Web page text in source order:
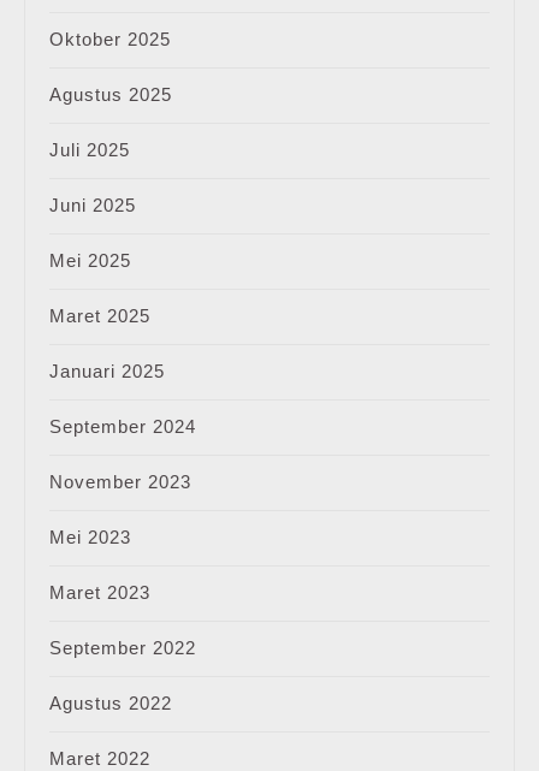
Oktober 2025
Agustus 2025
Juli 2025
Juni 2025
Mei 2025
Maret 2025
Januari 2025
September 2024
November 2023
Mei 2023
Maret 2023
September 2022
Agustus 2022
Maret 2022